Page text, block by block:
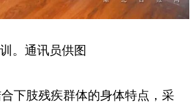
。通讯员供图
下肢残疾群体的身体特点，采